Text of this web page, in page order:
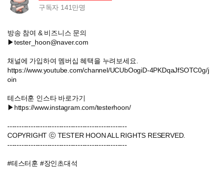
구독자 141만명
방송 참여 & 비즈니스 문의
▶tester_hoon@naver.com
채널에 가입하여 멤버십 혜택을 누려보세요.
https://www.youtube.com/channel/UCUbOogiD-4PKDqaJfSOTC0g/j
oin
테스터훈 인스타 바로가기
▶https://www.instagram.com/testerhoon/
---------------------------------------------------
COPYRIGHT ⓒ TESTER HOON ALL RIGHTS RESERVED.
---------------------------------------------------
#테스터훈 #장인초대석